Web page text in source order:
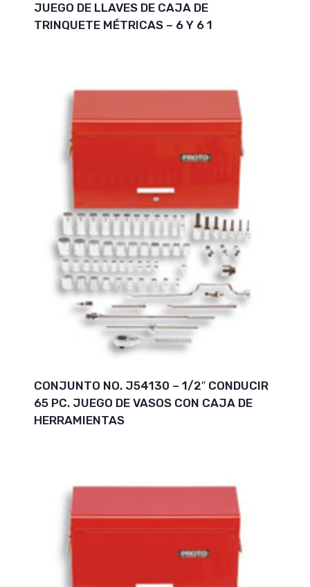
JUEGO DE LLAVES DE CAJA DE
TRINQUETE MÉTRICAS – 6 Y 6 1
CONJUNTO NO. J54130 – 1/2″ CONDUCIR
65 PC. JUEGO DE VASOS CON CAJA DE
HERRAMIENTAS